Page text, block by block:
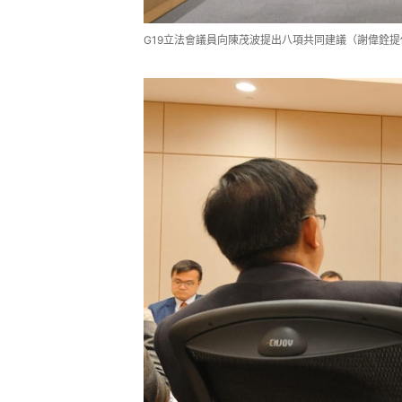
G19立法會議員向陳茂波提出八項共同建議（謝偉銓